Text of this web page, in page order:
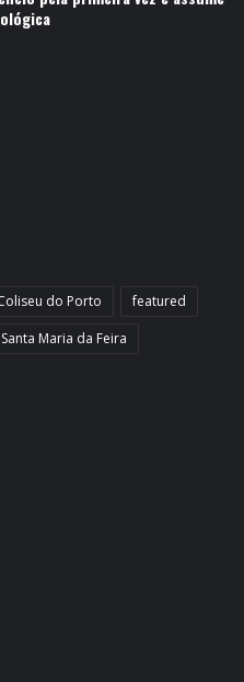
do Porto
featured
Santa Maria da Feira